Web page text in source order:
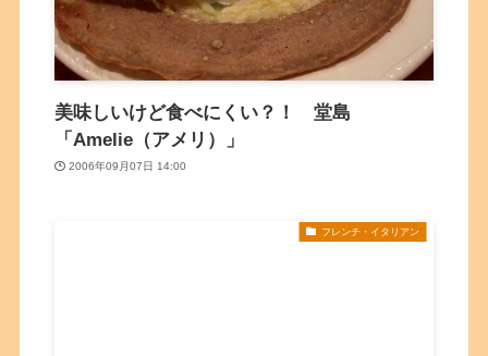
美味しいけど食べにくい？！ 堂島
「Amelie（アメリ）」
2006年09月07日 14:00
フレンチ・イタリアン